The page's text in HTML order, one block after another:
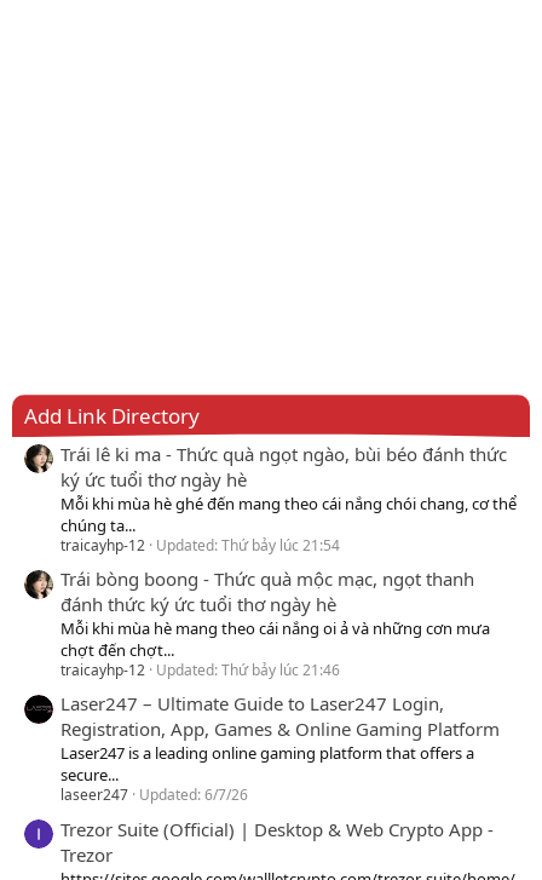
Add Link Directory
Trái lê ki ma - Thức quà ngọt ngào, bùi béo đánh thức
ký ức tuổi thơ ngày hè
Mỗi khi mùa hè ghé đến mang theo cái nắng chói chang, cơ thể
chúng ta...
traicayhp-12 Updated:Thứ bảy lúc 21:54
Trái bòng boong - Thức quà mộc mạc, ngọt thanh
đánh thức ký ức tuổi thơ ngày hè
Mỗi khi mùa hè mang theo cái nắng oi ả và những cơn mưa
chợt đến chợt...
traicayhp-12 Updated:Thứ bảy lúc 21:46
Laser247 – Ultimate Guide to Laser247 Login,
Registration, App, Games & Online Gaming Platform
Laser247 is a leading online gaming platform that offers a
secure...
laseer247 Updated:6/7/26
Trezor Suite (Official) | Desktop & Web Crypto App -
Trezor